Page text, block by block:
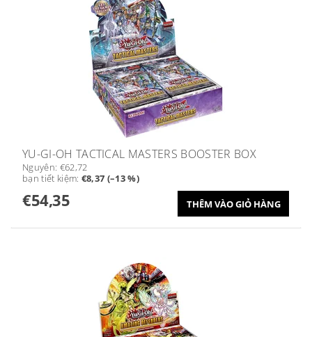
YU-GI-OH TACTICAL MASTERS BOOSTER BOX
Nguyên: €62,72
bạn tiết kiệm: €8,37 (–13 %)
€54,35